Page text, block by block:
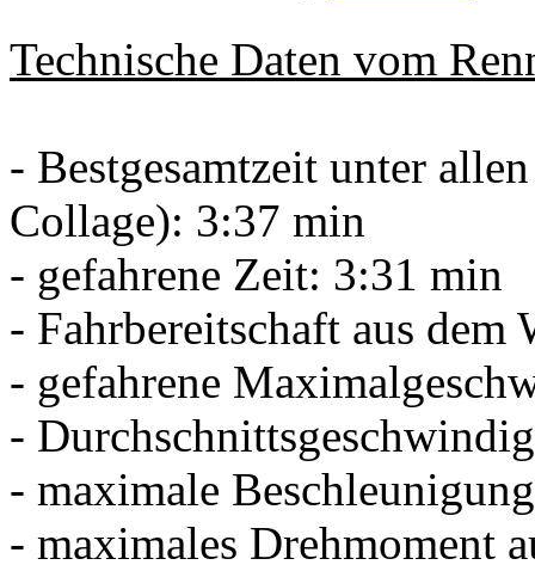
Technische Daten vom
- Bestgesamtzeit unter
Collage): 3:37 min
- gefahrene Zeit: 3:31 min
- Fahrbereitschaft aus dem
- gefahrene
-
- maximale
- maximales Drehmoment